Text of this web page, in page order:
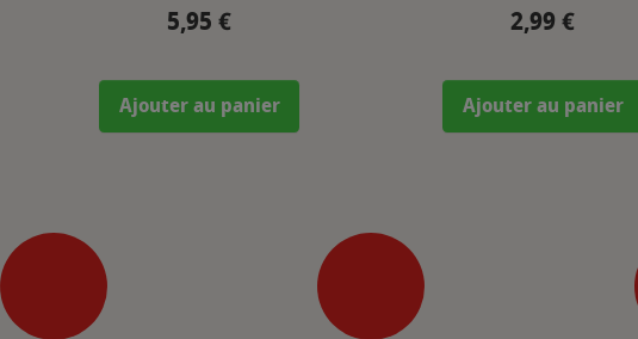
Prix
5,95 €
Ajouter au panier
Prix
2,99 €
Ajouter au panier